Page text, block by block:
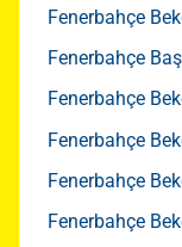
Fenerbahçe
Fenerbahçe
Fenerbahçe
Fenerbahçe
Fenerbahçe
Fenerbahçe